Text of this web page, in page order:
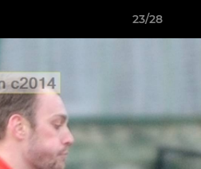
23/28